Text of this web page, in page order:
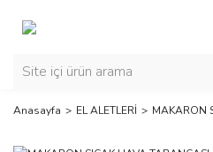
Anasayfa EL ALETLERİ MAKARON